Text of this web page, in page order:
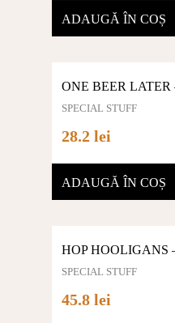
ADAUGĂ ÎN COȘ
ONE BEER
SPECIAL STUFF
28.2 lei
ADAUGĂ ÎN COȘ
HOP HOOLIGANS
SPECIAL STUFF
45.8 lei